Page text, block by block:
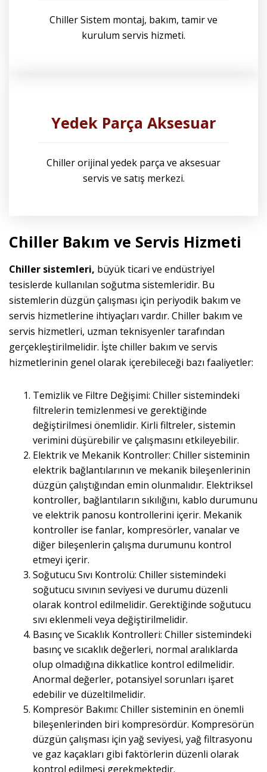
Chiller Sistem montaj, bakım, tamir ve
kurulum servis hizmeti.
Yedek Parça Aksesuar
Chiller orijinal yedek parça ve aksesuar
servis ve satış merkezi.
Chiller Bakım ve Servis Hizmeti
Chiller sistemleri, büyük ticari ve endüstriyel
tesislerde kullanılan soğutma sistemleridir. Bu
sistemlerin düzgün çalışması için periyodik bakım ve
servis hizmetlerine ihtiyaçları vardır. Chiller bakım ve
servis hizmetleri, uzman teknisyenler tarafından
gerçekleştirilmelidir. İşte chiller bakım ve servis
hizmetlerinin genel olarak içerebileceği bazı faaliyetler:
Temizlik ve Filtre Değişimi: Chiller sistemindeki
filtrelerin temizlenmesi ve gerektiğinde
değiştirilmesi önemlidir. Kirli filtreler, sistemin
verimini düşürebilir ve çalışmasını etkileyebilir.
Elektrik ve Mekanik Kontroller: Chiller sisteminin
elektrik bağlantılarının ve mekanik bileşenlerinin
düzgün çalıştığından emin olunmalıdır. Elektriksel
kontroller, bağlantıların sıkılığını, kablo durumunu
ve elektrik panosu kontrollerini içerir. Mekanik
kontroller ise fanlar, kompresörler, vanalar ve
diğer bileşenlerin çalışma durumunu kontrol
etmeyi içerir.
Soğutucu Sıvı Kontrolü: Chiller sistemindeki
soğutucu sıvının seviyesi ve durumu düzenli
olarak kontrol edilmelidir. Gerektiğinde soğutucu
sıvı eklenmeli veya değiştirilmelidir.
Basınç ve Sıcaklık Kontrolleri: Chiller sistemindeki
basınç ve sıcaklık değerleri, normal aralıklarda
olup olmadığına dikkatlice kontrol edilmelidir.
Anormal değerler, potansiyel sorunları işaret
edebilir ve düzeltilmelidir.
Kompresör Bakımı: Chiller sisteminin en önemli
bileşenlerinden biri kompresördür. Kompresörün
düzgün çalışması için yağ seviyesi, yağ filtrasyonu
ve gaz kaçakları gibi faktörlerin düzenli olarak
kontrol edilmesi gerekmektedir.